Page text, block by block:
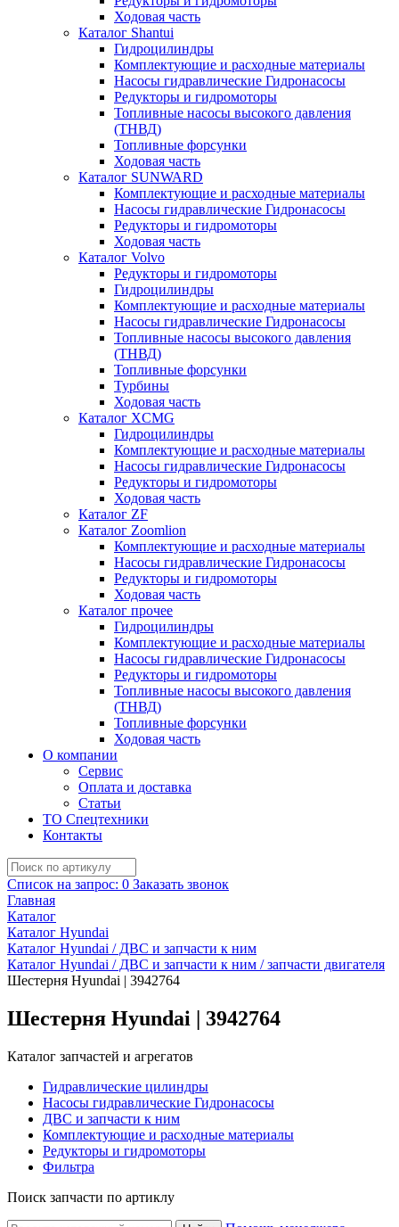
Ходовая часть
Каталог Shantui
Гидроцилиндры
Комплектующие и расходные материалы
Насосы гидравлические Гидронасосы
Редукторы и гидромоторы
Топливные насосы высокого давления
(ТНВД)
Топливные форсунки
Ходовая часть
Каталог SUNWARD
Комплектующие и расходные материалы
Насосы гидравлические Гидронасосы
Редукторы и гидромоторы
Ходовая часть
Каталог Volvo
Редукторы и гидромоторы
Гидроцилиндры
Комплектующие и расходные материалы
Насосы гидравлические Гидронасосы
Топливные насосы высокого давления
(ТНВД)
Топливные форсунки
Турбины
Ходовая часть
Каталог XCMG
Гидроцилиндры
Комплектующие и расходные материалы
Насосы гидравлические Гидронасосы
Редукторы и гидромоторы
Ходовая часть
Каталог ZF
Каталог Zoomlion
Комплектующие и расходные материалы
Насосы гидравлические Гидронасосы
Редукторы и гидромоторы
Ходовая часть
Каталог прочее
Гидроцилиндры
Комплектующие и расходные материалы
Насосы гидравлические Гидронасосы
Редукторы и гидромоторы
Топливные насосы высокого давления
(ТНВД)
Топливные форсунки
Ходовая часть
О компании
Сервис
Оплата и доставка
Статьи
ТО Спецтехники
Контакты
Список на запрос: 0 Заказать звонок
Главная
Каталог
Каталог Hyundai
Каталог Hyundai / ДВС и запчасти к ним
Каталог Hyundai / ДВС и запчасти к ним / запчасти двигателя
Шестерня Hyundai | 3942764
Шестерня Hyundai | 3942764
Каталог запчастей и агрегатов
Гидравлические цилиндры
Насосы гидравлические Гидронасосы
ДВС и запчасти к ним
Комплектующие и расходные материалы
Редукторы и гидромоторы
Фильтра
Поиск запчасти по артиклу